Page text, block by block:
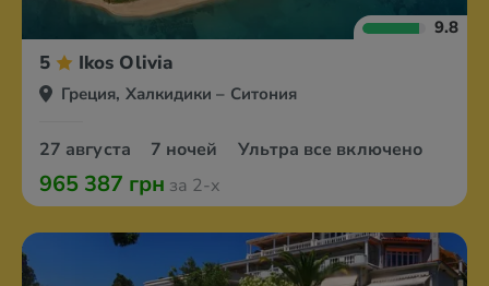
9.8
5 Ikos Olivia
Греция, Халкидики – Ситония
27 августа 7 ночей Ультра все включено
965 387 грн за 2-х